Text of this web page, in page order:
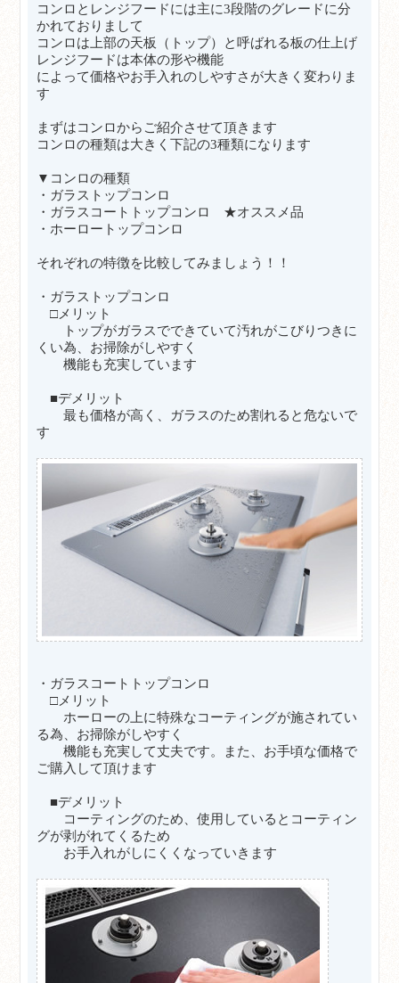
コンロとレンジフードには主に3段階のグレードに分
かれておりまして
コンロは上部の天板（トップ）と呼ばれる板の仕上げ
レンジフードは本体の形や機能
によって価格やお手入れのしやすさが大きく変わりま
す
まずはコンロからご紹介させて頂きます
コンロの種類は大きく下記の3種類になります
▼コンロの種類
・ガラストップコンロ
・ガラスコートトップコンロ ★オススメ品
・ホーロートップコンロ
それぞれの特徴を比較してみましょう！！
・ガラストップコンロ
□メリット
トップがガラスでできていて汚れがこびりつきに
くい為、お掃除がしやすく
機能も充実しています
■デメリット
最も価格が高く、ガラスのため割れると危ないで
す
・ガラスコートトップコンロ
□メリット
ホーローの上に特殊なコーティングが施されてい
る為、お掃除がしやすく
機能も充実して丈夫です。また、お手頃な価格で
ご購入して頂けます
■デメリット
コーティングのため、使用しているとコーティン
グが剥がれてくるため
お手入れがしにくくなっていきます